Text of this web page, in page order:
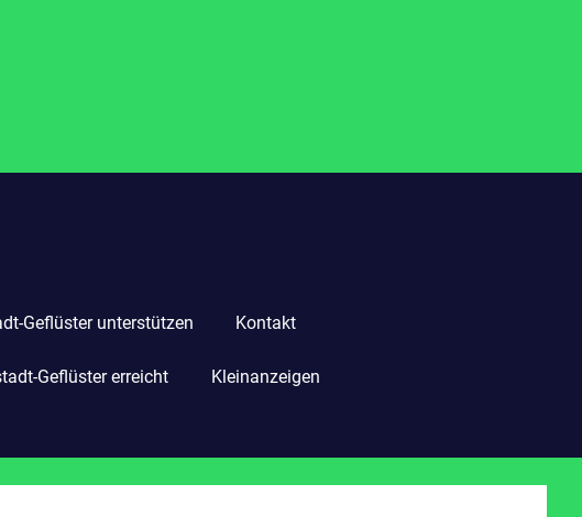
Geflüster unterstützen Kontakt
Geflüster erreicht Kleinanzeigen